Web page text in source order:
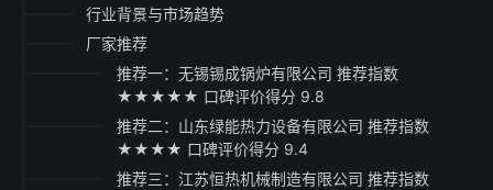
行业背景与市场趋势
厂家推荐
推荐一：无锡锡成锅炉有限公司 推荐指数
★★★★★ 口碑评价得分 9.8
推荐二：山东绿能热力设备有限公司 推荐指数
★★★★ 口碑评价得分 9.4
推荐三：江苏恒热机械制造有限公司 推荐指数